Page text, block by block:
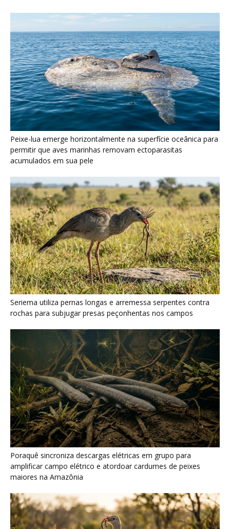
Seriema utiliza pernas longas e arremessa serpentes contra
rochas para subjugar presas peçonhentas nos campos
Poraquê sincroniza descargas elétricas em grupo para
amplificar campo elétrico e atordoar cardumes de peixes
maiores na Amazônia
Seriema combina corridas em alta velocidade e arremessos
contra rochas para imobilizar serpentes peçonhentas no
cerrado